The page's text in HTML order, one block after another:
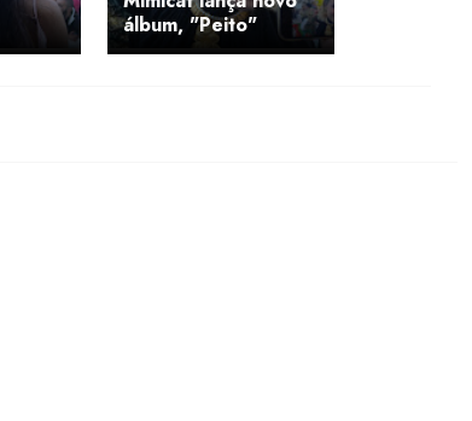
álbum, "Peito"